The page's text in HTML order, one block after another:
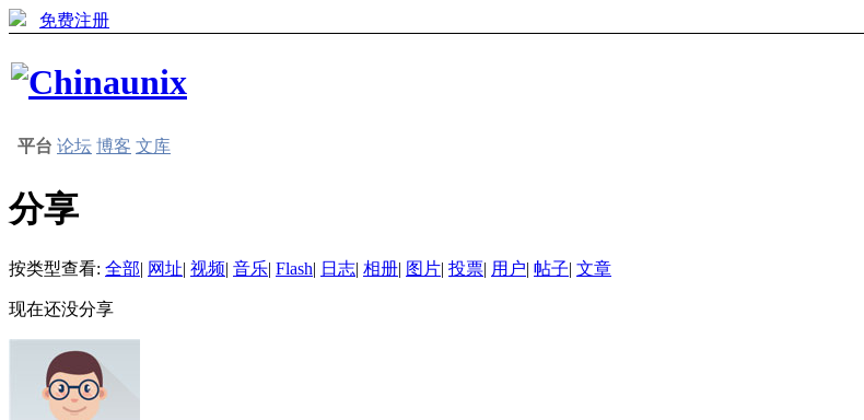
免费注册
平台 论坛 博客 文库
分享
按类型查看: 全部| 网址| 视频| 音乐| Flash| 日志| 相册| 图片| 投票| 用户| 帖子| 文章
现在还没分享